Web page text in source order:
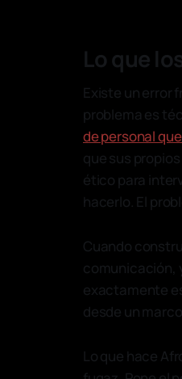
Lo que
Existe un error
problema es
de personal
que sus
ético para
hacerlo. El
Cuando
comunicación,
exactamente
desde un
Lo que hace